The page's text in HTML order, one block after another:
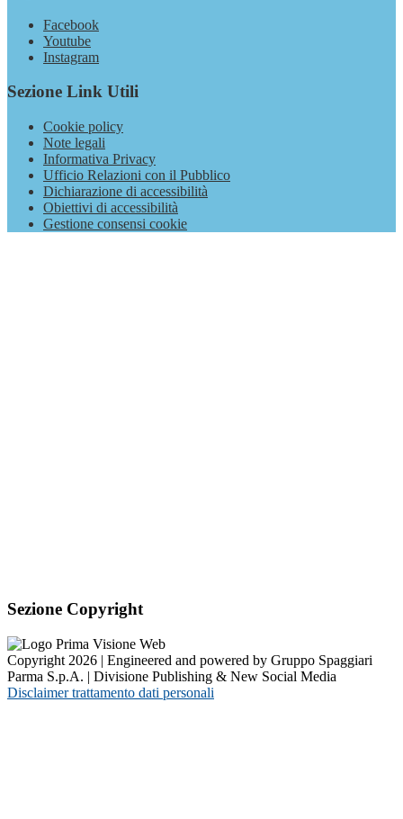
Facebook
Youtube
Instagram
Sezione Link Utili
Cookie policy
Note legali
Informativa Privacy
Ufficio Relazioni con il Pubblico
Dichiarazione di accessibilità
Obiettivi di accessibilità
Gestione consensi cookie
Sezione Copyright
Copyright 2026 | Engineered and powered by Gruppo Spaggiari
Parma S.p.A. | Divisione Publishing & New Social Media
Disclaimer trattamento dati personali